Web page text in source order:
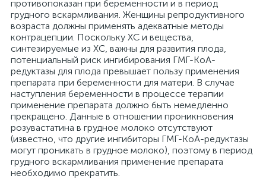
противопоказан при беременности и в период
грудного вскармливания. Женщины репродуктивного
возраста должны применять адекватные методы
контрацепции. Поскольку ХС и вещества,
синтезируемые из ХС, важны для развития плода,
потенциальный риск ингибирования ГМГ-КоА-
редуктазы для плода превышает пользу применения
препарата при беременности для матери. В случае
наступления беременности в процессе терапии
применение препарата должно быть немедленно
прекращено. Данные в отношении проникновения
розувастатина в грудное молоко отсутствуют
(известно, что другие ингибиторы ГМГ-КоА-редуктазы
могут проникать в грудное молоко), поэтому в период
грудного вскармливания применение препарата
необходимо прекратить.